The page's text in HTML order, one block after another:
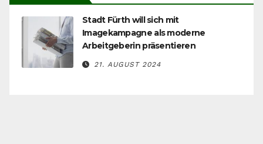
Stadt Fürth will sich mit
Imagekampagne als moderne
Arbeitgeberin präsentieren
21. AUGUST 2024